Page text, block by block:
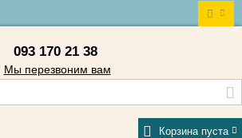
093 170 21 38
Мы перезвоним вам
Корзина пуста